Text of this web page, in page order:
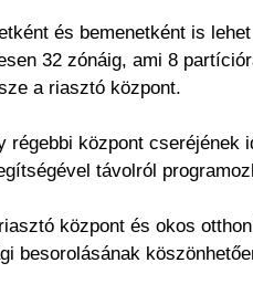
és bemenetként is
32 zónáig, ami 8
a riasztó központ.
központ
távolról
központ és okos
besorolásának